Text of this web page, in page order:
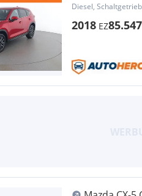
Diesel,
2018 EZ85.547